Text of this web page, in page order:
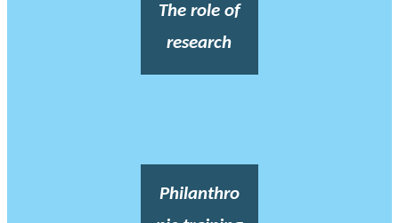
The role of
research
Philanthro